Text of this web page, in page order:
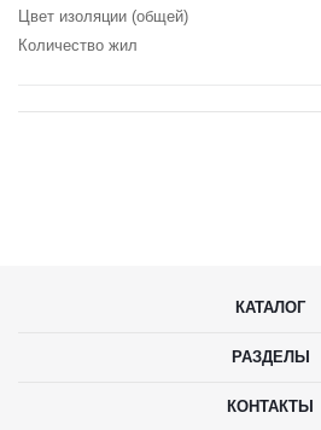
Цвет изоляции (общей)
Количество жил
КАТАЛОГ
РАЗДЕЛЫ
КОНТАКТЫ